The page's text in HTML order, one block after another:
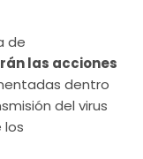
de
las acciones
dentro
del virus
los